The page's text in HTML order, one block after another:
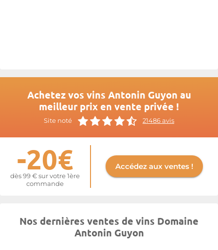
Achetez vos vins Antonin Guyon au
meilleur prix en vente privée !
Site noté 21486 avis
-20€
dès 99 € sur votre 1ère
commande
Accédez aux ventes !
Nos dernières ventes de vins Domaine
Antonin Guyon